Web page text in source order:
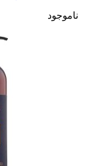
ناموجود